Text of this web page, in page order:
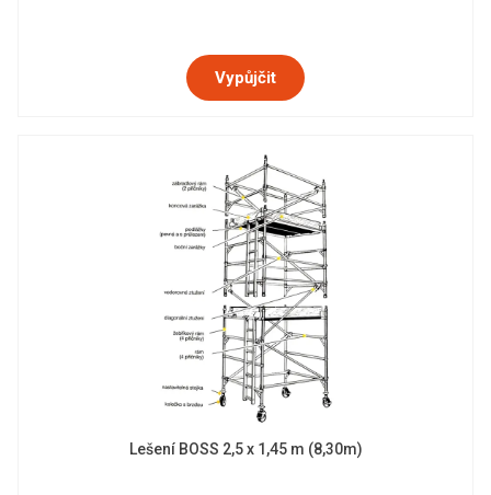
Vypůjčit
Lešení BOSS 2,5 x 1,45 m (8,30m)